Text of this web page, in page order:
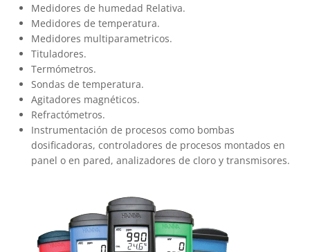
Medidores de humedad Relativa.
Medidores de temperatura.
Medidores multiparametricos.
Tituladores.
Termómetros.
Sondas de temperatura.
Agitadores magnéticos.
Refractómetros.
Instrumentación de procesos como bombas
dosificadoras, controladores de procesos montados en
panel o en pared, analizadores de cloro y transmisores.